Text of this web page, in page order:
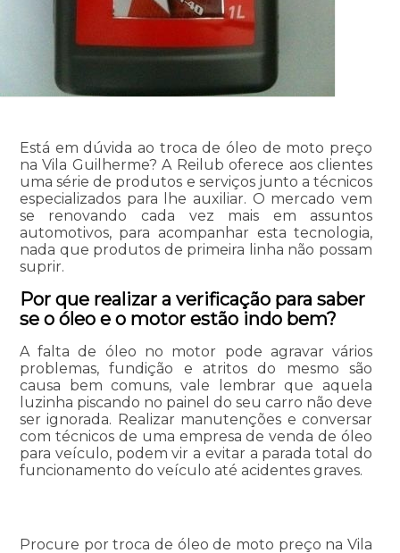
Está em dúvida ao troca de óleo de moto preço
na Vila Guilherme? A Reilub oferece aos clientes
uma série de produtos e serviços junto a técnicos
especializados para lhe auxiliar. O mercado vem
se renovando cada vez mais em assuntos
automotivos, para acompanhar esta tecnologia,
nada que produtos de primeira linha não possam
suprir.
Por que realizar a verificação para saber
se o óleo e o motor estão indo bem?
A falta de óleo no motor pode agravar vários
problemas, fundição e atritos do mesmo são
causa bem comuns, vale lembrar que aquela
luzinha piscando no painel do seu carro não deve
ser ignorada. Realizar manutenções e conversar
com técnicos de uma empresa de venda de óleo
para veículo, podem vir a evitar a parada total do
funcionamento do veículo até acidentes graves.
Procure por troca de óleo de moto preço na Vila